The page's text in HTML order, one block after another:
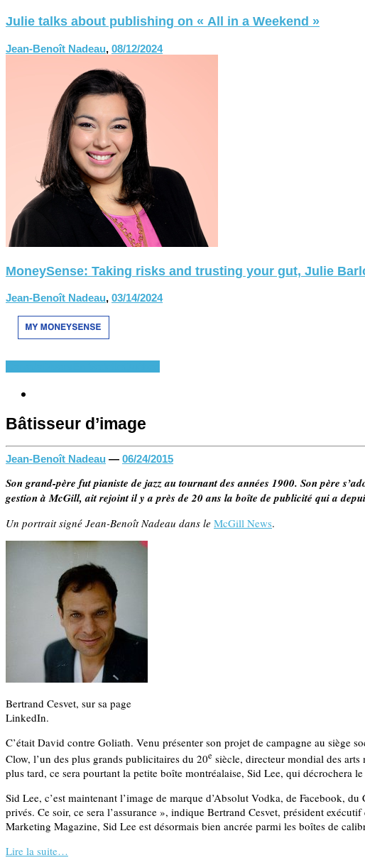
Julie talks about publishing on « All in a Weekend »
Jean-Benoît Nadeau, 08/12/2024
MoneySense: Taking risks and trusting your gut, Julie
Jean-Benoît Nadeau, 03/14/2024
Bâtisseur d’image
Jean-Benoît Nadeau — 06/24/2015
Son grand-père fut pianiste de jazz au tournant des années 1900. Son père
gestion à McGill, ait rejoint il y a près de 20 ans la boîte de publicité qui a
Un portrait signé Jean-Benoît Nadeau dans le McGill News.
Bertrand Cesvet, sur sa page
LinkedIn.
C’était David contre Goliath. Venu présenter son projet de campagne au siège
Clow, l’un des plus grands publicitaires du 20e siècle, directeur mondial des arts
plus tard, ce sera pourtant la petite boîte montréalaise, Sid Lee, qui décrochera
Sid Lee, c’est maintenant l’image de marque d’Absolut Vodka, de Facebook,
privés. Ce soir, ce sera l’assurance », indique Bertrand Cesvet, président
Marketing Magazine, Sid Lee est désormais bien ancrée parmi les boîtes de
Lire la suite…